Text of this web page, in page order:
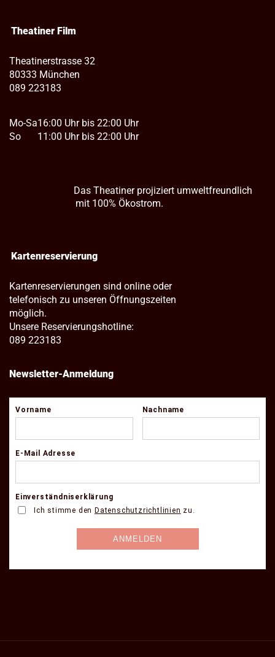
Theatiner Film
Theatinerstrasse 32
80333 München
089 223183
Mo-Sa
So
16:00 Uhr bis 22:00 Uhr
11:00 Uhr bis 22:00 Uhr
Das Theatiner projiziert umweltfreundlich
mit 100% Ökostrom.
Kartenreservierung
Kartenreservierungen sind online oder
telefonisch zu unseren Öffnungszeiten
möglich.
Unsere Reservierungshotline:
089 223183
Newsletter-Anmeldung